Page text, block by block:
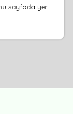
sayfada yer